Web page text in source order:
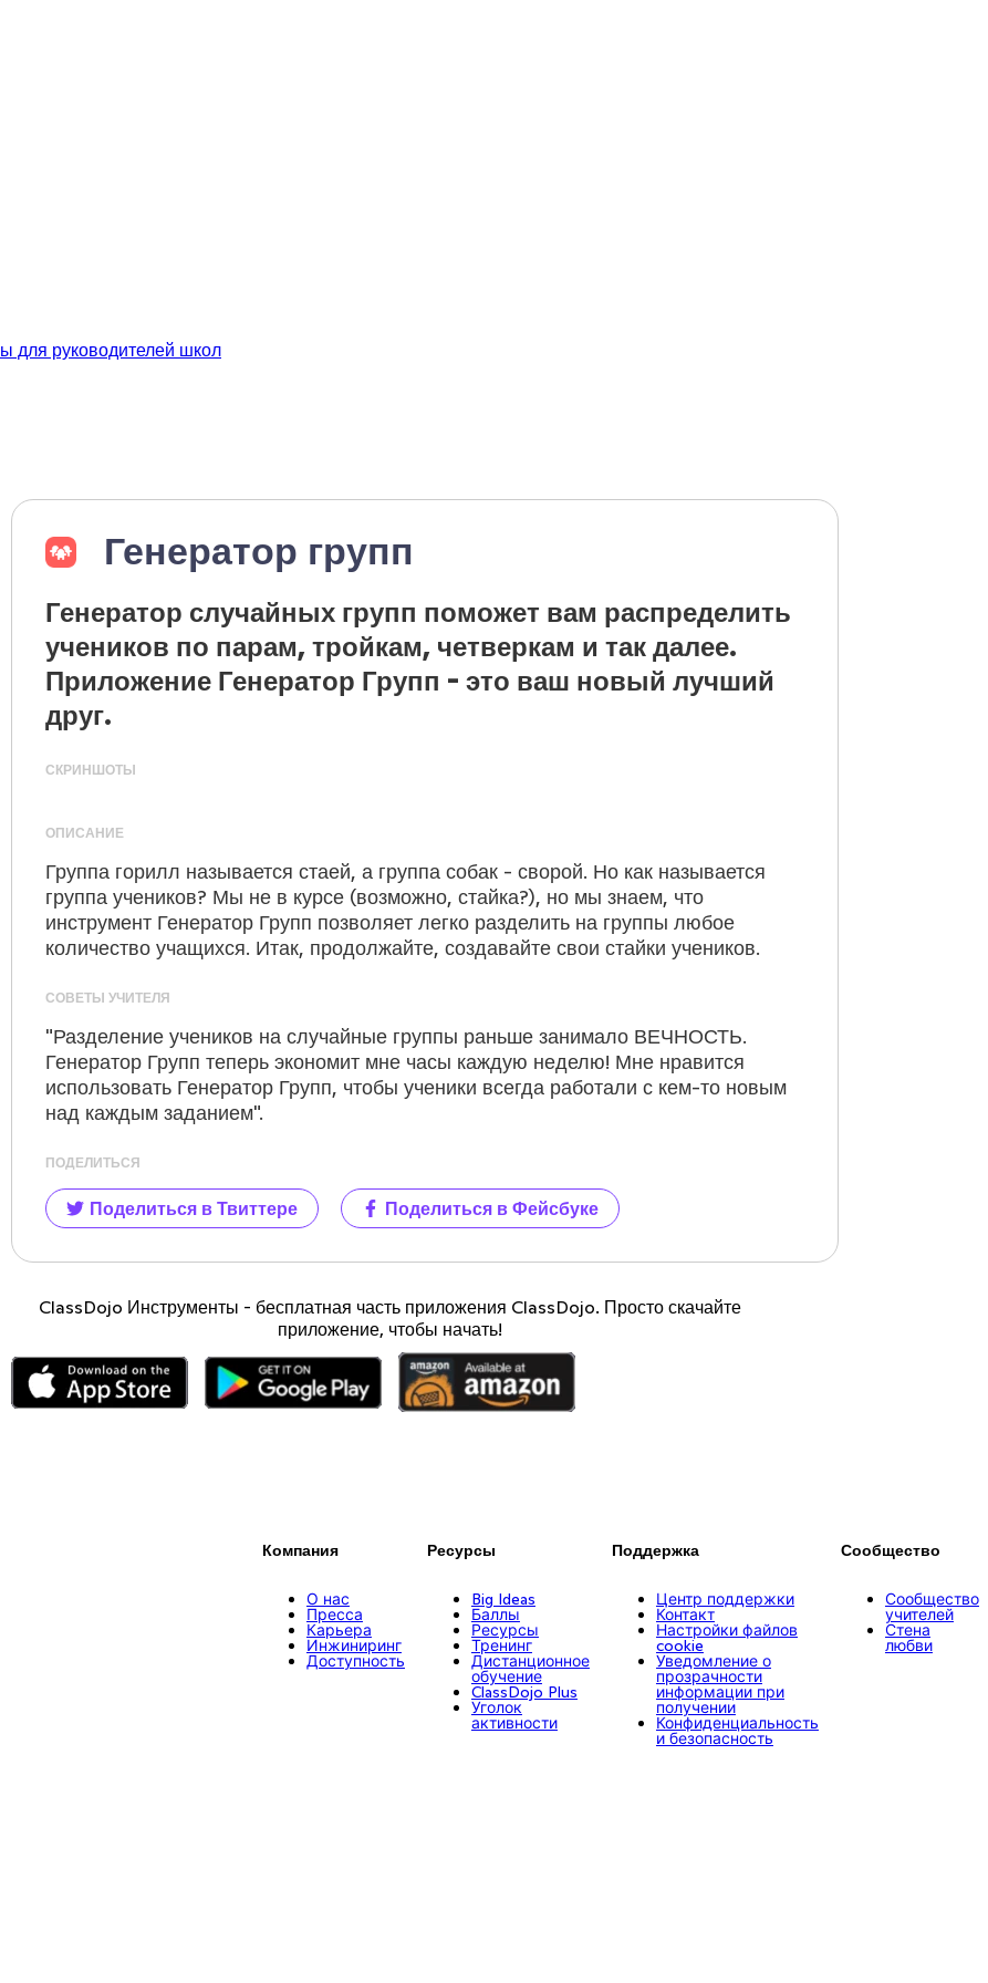
для руководителей школ
Генератор групп
Генератор случайных групп поможет вам распределить
учеников по парам, тройкам, четверкам и так далее.
Приложение Генератор Групп - это ваш новый лучший
друг.
СКРИНШОТЫ
ОПИСАНИЕ
Группа горилл называется стаей, а группа собак - сворой. Но как называется
группа учеников? Мы не в курсе (возможно, стайка?), но мы знаем, что
инструмент Генератор Групп позволяет легко разделить на группы любое
количество учащихся. Итак, продолжайте, создавайте свои стайки учеников.
СОВЕТЫ УЧИТЕЛЯ
"Разделение учеников на случайные группы раньше занимало ВЕЧНОСТЬ.
Генератор Групп теперь экономит мне часы каждую неделю! Мне нравится
использовать Генератор Групп, чтобы ученики всегда работали с кем-то новым
над каждым заданием".
ПОДЕЛИТЬСЯ
Поделиться в Твиттере Поделиться в Фейсбуке
ClassDojo Инструменты - бесплатная часть приложения ClassDojo. Просто скачайте
приложение, чтобы начать!
Компания
О нас
Пресса
Карьера
Инжиниринг
Доступность
Ресурсы
Big Ideas
Баллы
Ресурсы
Тренинг
Дистанционное
обучение
ClassDojo Plus
Уголок
активности
Поддержка
Центр поддержки
Контакт
Настройки файлов
cookie
Уведомление о
прозрачности
информации при
получении
Конфиденциальность
и безопасность
Сообщество
Сообщество
учителей
Стена
любви